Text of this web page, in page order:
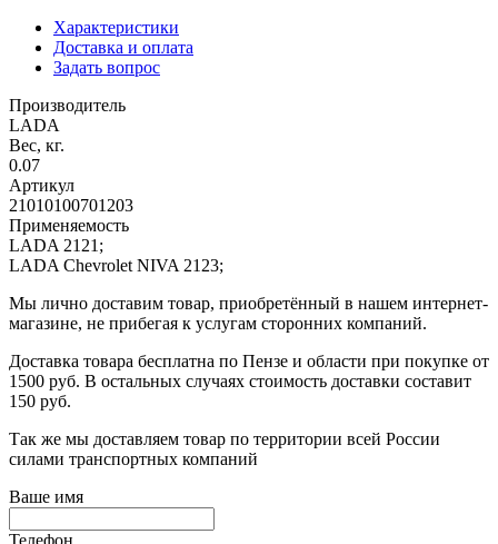
Характеристики
Доставка и оплата
Задать вопрос
Производитель
LADA
Вес, кг.
0.07
Артикул
21010100701203
Применяемость
LADA 2121;
LADA Chevrolet NIVA 2123;
Мы лично доставим товар, приобретённый в нашем интернет-
магазине, не прибегая к услугам сторонних компаний.
Доставка товара бесплатна по Пензе и области при покупке от
1500 руб. В остальных случаях стоимость доставки составит
150 руб.
Так же мы доставляем товар по территории всей России
силами транспортных компаний
Ваше имя
Телефон